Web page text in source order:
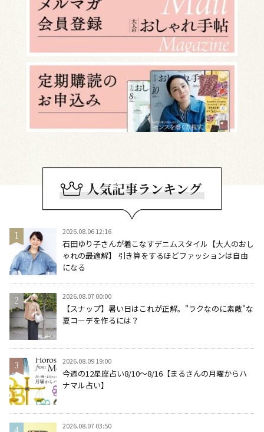
2026.08.06 12:16
石田ゆり子さんが着こなすデニムスタイル【大人のおし
ゃれの最適解】 引き算をするほどファッションは自由
になる
2026.08.07 00:00
【スナップ】暑い日はこれが正解。"ラクなのに素敵"な
夏コーデを作るには？
2026.08.09 19:00
今週の12星座占い8/10～8/16【まるさんの月曜からハ
ナマル占い】
2026.08.07 03:50